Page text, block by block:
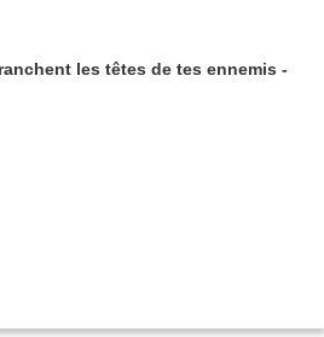
les têtes de tes ennemis -